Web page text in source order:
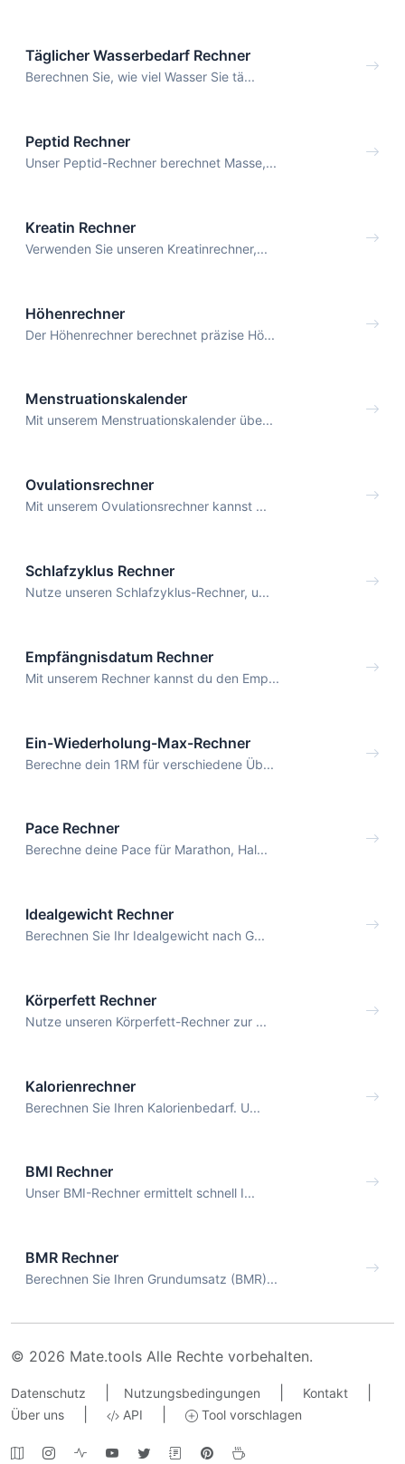
Täglicher Wasserbedarf Rechner
Berechnen Sie, wie viel Wasser Sie tä...
Peptid Rechner
Unser Peptid-Rechner berechnet Masse,...
Kreatin Rechner
Verwenden Sie unseren Kreatinrechner,...
Höhenrechner
Der Höhenrechner berechnet präzise Hö...
Menstruationskalender
Mit unserem Menstruationskalender übe...
Ovulationsrechner
Mit unserem Ovulationsrechner kannst ...
Schlafzyklus Rechner
Nutze unseren Schlafzyklus-Rechner, u...
Empfängnisdatum Rechner
Mit unserem Rechner kannst du den Emp...
Ein-Wiederholung-Max-Rechner
Berechne dein 1RM für verschiedene Üb...
Pace Rechner
Berechne deine Pace für Marathon, Hal...
Idealgewicht Rechner
Berechnen Sie Ihr Idealgewicht nach G...
Körperfett Rechner
Nutze unseren Körperfett-Rechner zur ...
Kalorienrechner
Berechnen Sie Ihren Kalorienbedarf. U...
BMI Rechner
Unser BMI-Rechner ermittelt schnell I...
BMR Rechner
Berechnen Sie Ihren Grundumsatz (BMR)...
© 2026 Mate.tools Alle Rechte vorbehalten.
Datenschutz Nutzungsbedingungen Kontakt
Über uns API Tool vorschlagen